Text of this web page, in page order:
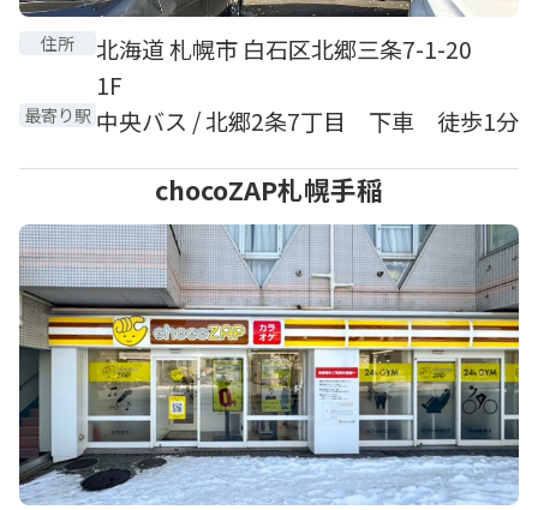
住所
北海道 札幌市 白石区北郷三条7-1-20
1F
最寄り駅 中央バス / 北郷2条7丁目 下車 徒歩1分
chocoZAP札幌手稲